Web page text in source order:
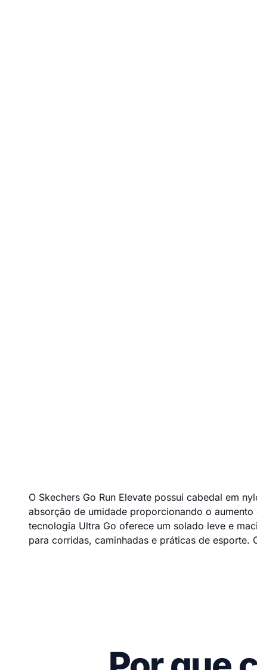
O Skechers Go Run Elevate possui cabedal em
absorção de umidade proporcionando o
tecnologia Ultra Go oferece um solado leve e
para corridas, caminhadas e práticas de esporte.